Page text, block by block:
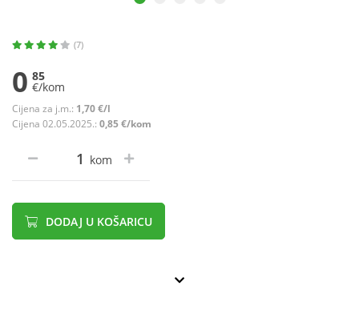
(7)
0 85
€/kom
Cijena za j.m.: 1,70 €/l
Cijena 02.05.2025.: 0,85 €/kom
kom
DODAJ U KOŠARICU